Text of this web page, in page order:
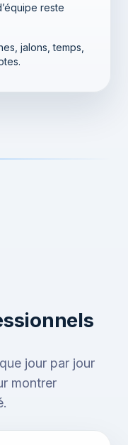
reste
jalons, temps,
jour par jour
montrer